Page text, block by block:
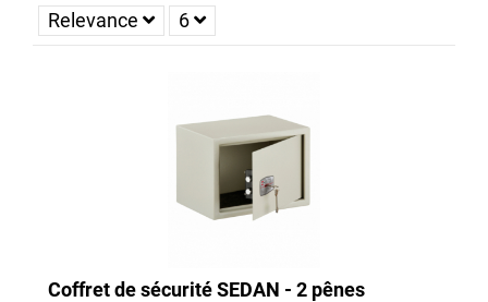
Vous trouverez également des coffres de sécurité munis d’une
éventuelles tentatives d'effraction.
Relevance 6
Coffret de sécurité SEDAN - 2 pênes